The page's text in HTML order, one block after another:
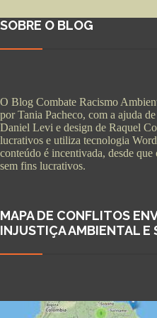
SOBRE O BLOG
O Blog Combate Racismo
por Tania Pacheco, com a ajuda
Daniel Levi e design de Raquel
lucrativos e utiliza tecnologia
conteúdo é incentivada, desde
sem fins lucrativos.
MAPA DE CONFLITOS
INJUSTIÇA AMBIENTAL E